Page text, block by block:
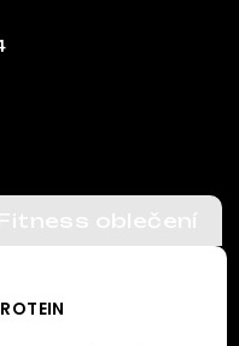
oblečení